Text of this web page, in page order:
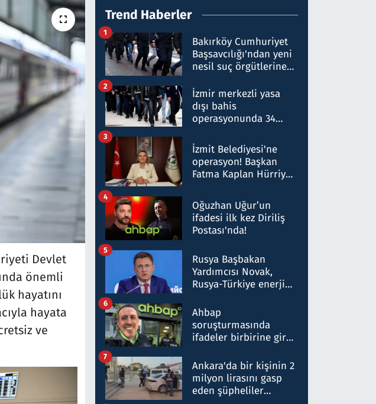
Devlet
önemli
hayatını
hayata
ve
Trend Haberler
Bakırköy Cumhuriyet
Başsavcılığı'ndan yeni
nesil suç örgütlerine
hakkında gözaltı kararı
1
İzmir merkezli yasa
dışı bahis
operasyonunda 34
Milyar liralık para
trafiği tespit edildi
2
İzmit Belediyesi'ne
operasyon! Başkan
Fatma Kaplan Hürriyet
3
Oğuzhan Uğur’un
ifadesi ilk kez Diriliş
Postası'nda!
4
Rusya Başbakan
Yardımcısı Novak,
Rusya-Türkiye enerji
nitelikte olduğunu
belirtti
5
Ahbap
soruşturmasında
ifadeler birbirine girdi:
ifadelerinden ortaya
çıkan tablo şok etti
6
Ankara'da bir kişinin 2
milyon lirasını gasp
eden şüpheliler
7